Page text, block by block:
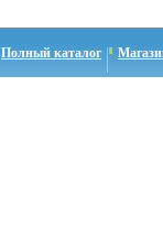
Полный каталог